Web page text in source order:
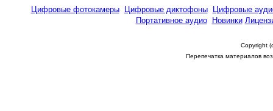
Цифровые фотокамеры Цифровые диктофоны
Цифровые
Портативное аудио
Новинки
Copyright
Перепечатка материалов